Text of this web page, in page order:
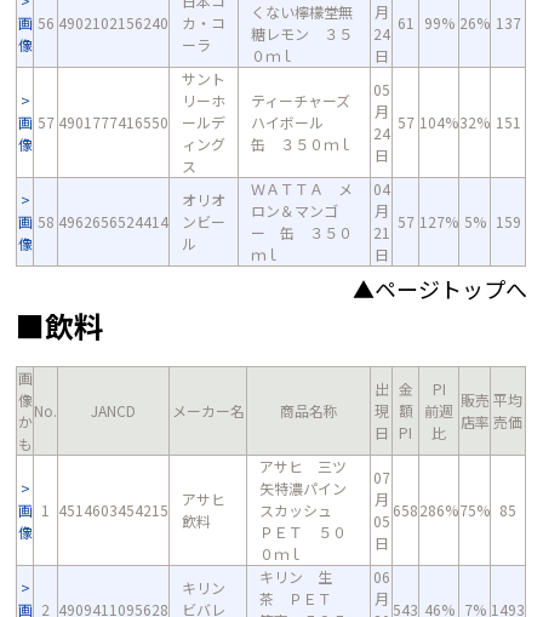
画
像
56 4902102156240
カ・コ
ーラ
くない檸檬堂無
糖レモン ３５
０ｍｌ
月
24
日
61 99% 26% 137
画
像
57 4901777416550
サント
リーホ
ールデ
ィング
ス
ティーチャーズ
ハイボール
缶 ３５０ｍｌ
05
月
24
日
57 104%32% 151
画
像
58 4962656524414
オリオ
ンビー
ル
ＷＡＴＴＡ メ
ロン＆マンゴ
ー 缶 ３５０
ｍｌ
04
月
21
日
57 127% 5% 159
▲ページトップへ
■飲料
画
像
か
も
No. JANCD メーカー名 商品名称
出
現
日
金
額
PI
PI
前週
比
販売
店率
平均
売価
画
像
1 4514603454215
アサヒ
飲料
アサヒ 三ツ
矢特濃パイン
スカッシュ
ＰＥＴ ５０
０ｍｌ
07
月
05
日
658286%75% 85
画 2 4909411095628
キリン
ビバレ
キリン 生
茶 ＰＥＴ
06
月
543 46% 7% 1493